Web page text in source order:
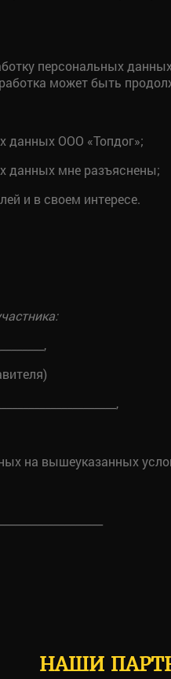
персональных
может быть
данных ООО «Топдог»;
данных мне разъяснены;
и в своем интересе.
на вышеуказанных
НАШИ